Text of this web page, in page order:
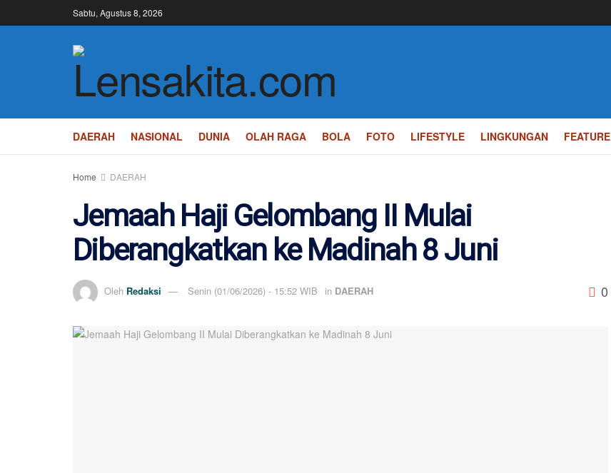
Sabtu, Agustus 8, 2026
DAERAH NASIONAL DUNIA OLAH RAGA BOLA FOTO LIFESTYLE LINGKUNGAN FEATURE
Home DAERAH
Jemaah Haji Gelombang II Mulai
Diberangkatkan ke Madinah 8 Juni
Oleh Redaksi Senin (01/06/2026) - 15:52 WIB in DAERAH 0